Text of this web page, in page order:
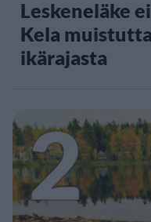
Leskeneläke
Kela
ikärajasta
2